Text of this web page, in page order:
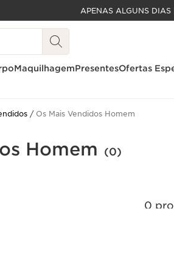
APENAS ALGUNS DIAS |
MaquilhagemPresentesOfertas
Os Mais Vendidos Homem
Homem (0)
0